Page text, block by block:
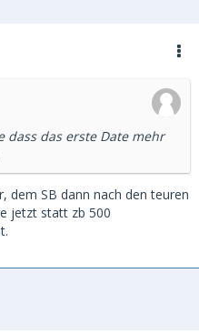
dass das erste Date mehr
dem SB dann nach den teuren
jetzt statt zb 500